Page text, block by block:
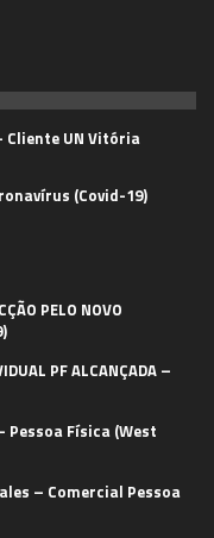
Cliente UN Vitória
(Covid-19)
PELO NOVO
PF ALCANÇADA –
Física (West
– Comercial Pessoa